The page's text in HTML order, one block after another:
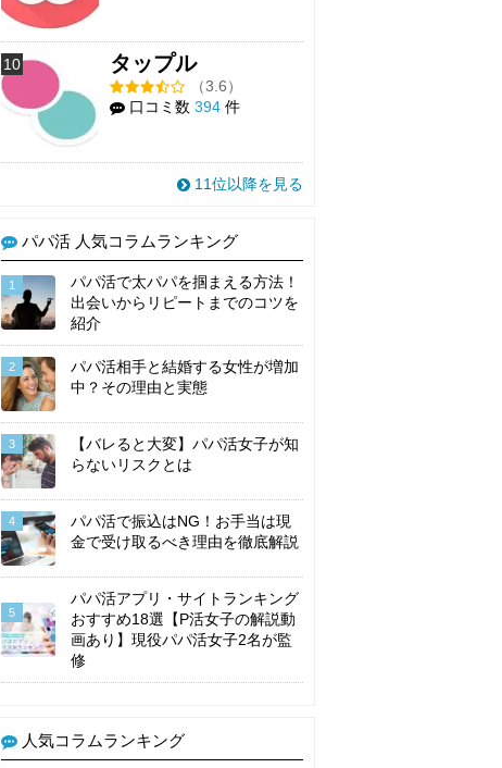
10 タップル
（3.6）
口コミ数 394 件
11位以降を見る
パパ活 人気コラムランキング
1
パパ活で太パパを掴まえる方法！
出会いからリピートまでのコツを
紹介
2
パパ活相手と結婚する女性が増加
中？その理由と実態
3
【バレると大変】パパ活女子が知
らないリスクとは
4
パパ活で振込はNG！お手当は現
金で受け取るべき理由を徹底解説
5
パパ活アプリ・サイトランキング
おすすめ18選【P活女子の解説動
画あり】現役パパ活女子2名が監
修
人気コラムランキング